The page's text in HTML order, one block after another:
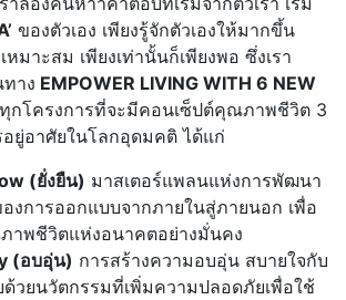
ของตัวเอง เพียงรู้จักตัวเองให้มากขึ้น
มาะสม เพียงเท่านั้นก็เพียงพอ ซึ่งเรา
าง EMPOWER LIVING WITH 6 NEW
กโครงการที่จะมีคอนเซ็ปต์คุณภาพชีวิต 3
ยู่อาศัยในโลกอุดมคติ ได้แก่
(ยั่งยืน) มาสเตอร์แพลนแห่งการพัฒนา
องการออกแบบจากภายในสู่ภายนอก เพื่อ
าพชีวิตแห่งอนาคตอย่างมั่นคง
(อบอุ่น) การสร้างความอบอุ่น สบายใจกับ
ด้วยนวัตกรรมที่เพิ่มความปลอดภัยเพื่อใช้